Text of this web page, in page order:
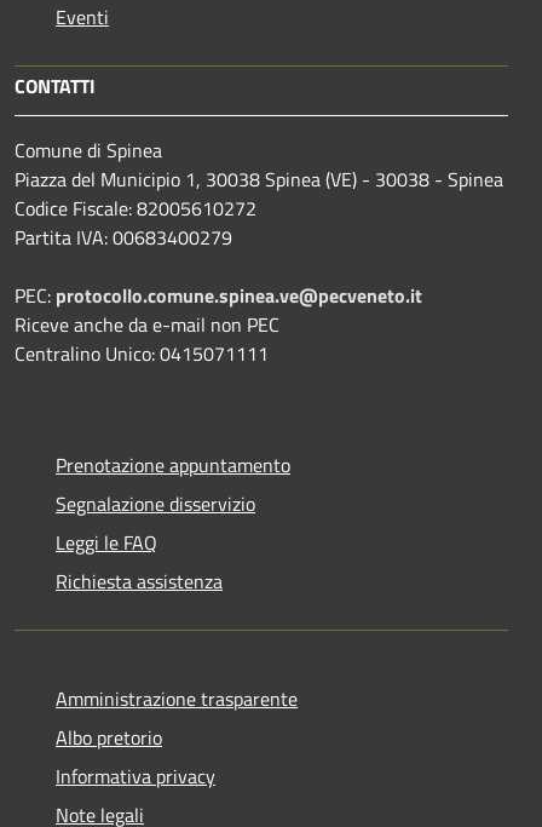
Eventi
CONTATTI
Comune di Spinea
Piazza del Municipio 1, 30038 Spinea (VE) - 30038 - Spinea
Codice Fiscale: 82005610272
Partita IVA: 00683400279
PEC: protocollo.comune.spinea.ve@pecveneto.it
Riceve anche da e-mail non PEC
Centralino Unico: 0415071111
Prenotazione appuntamento
Segnalazione disservizio
Leggi le FAQ
Richiesta assistenza
Amministrazione trasparente
Albo pretorio
Informativa privacy
Note legali